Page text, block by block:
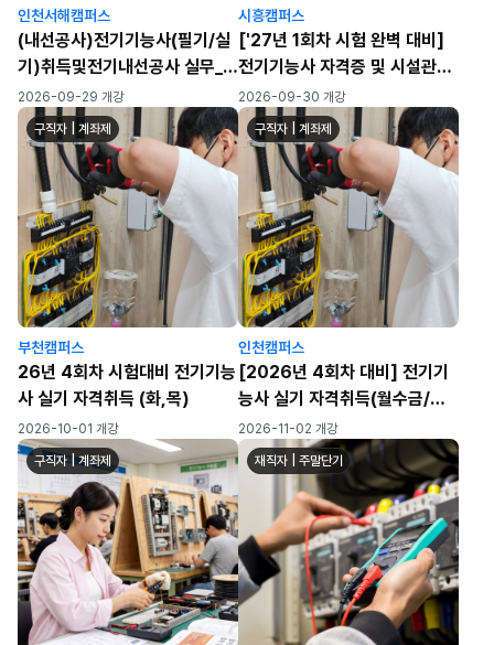
인천서해캠퍼스
(내선공사)전기기능사(필기/실
기)취득및전기내선공사 실무_3
회차
2026-09-29 개강
시흥캠퍼스
['27년 1회차 시험 완벽 대비]
전기기능사 자격증 및 시설관리
실무 ★수료인원 자격증 취득률
100%!(24년 8월 수료과
정)★
2026-09-30 개강
구직자 | 계좌제
부천캠퍼스
26년 4회차 시험대비 전기기능
사 실기 자격취득 (화,목)
2026-10-01 개강
구직자 | 계좌제
인천캠퍼스
[2026년 4회차 대비] 전기기
능사 실기 자격취득(월수금/월-
금) (72h)
2026-11-02 개강
구직자 | 계좌제 재직자 | 주말단기